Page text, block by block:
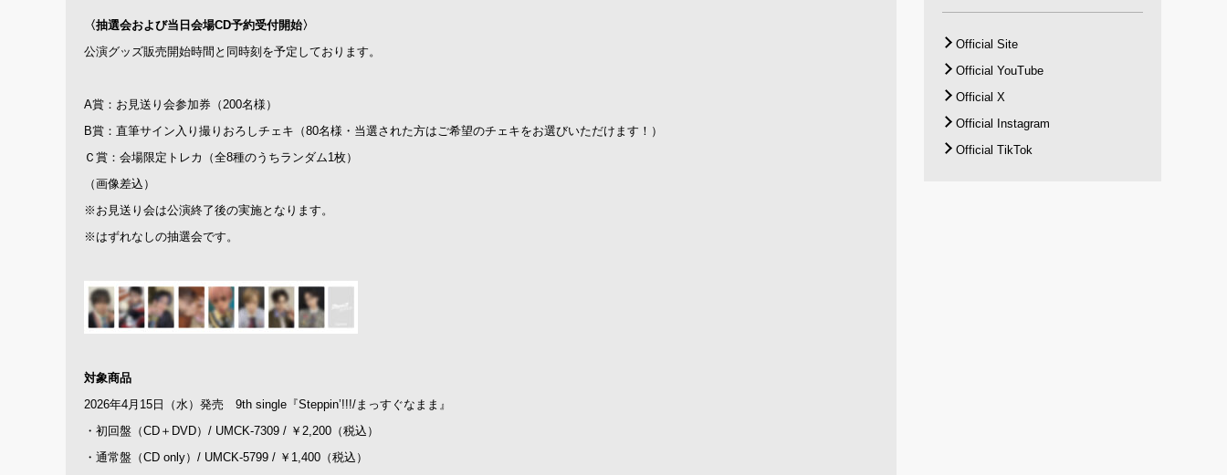
〈抽選会および当日会場CD予約受付開始〉
公演グッズ販売開始時間と同時刻を予定しております。
A賞：お見送り会参加券（200名様）
B賞：直筆サイン入り撮りおろしチェキ（80名様・当選された方はご希望のチェキをお選びいただけます！）
Ｃ賞：会場限定トレカ（全8種のうちランダム1枚）
（画像差込）
※お見送り会は公演終了後の実施となります。
※はずれなしの抽選会です。
対象商品
2026年4月15日（水）発売 9th single『Steppin’!!!/まっすぐなまま』
・初回盤（CD＋DVD）/ UMCK-7309 / ￥2,200（税込）
・通常盤（CD only）/ UMCK-5799 / ￥1,400（税込）
Official Site
Official YouTube
Official X
Official Instagram
Official TikTok